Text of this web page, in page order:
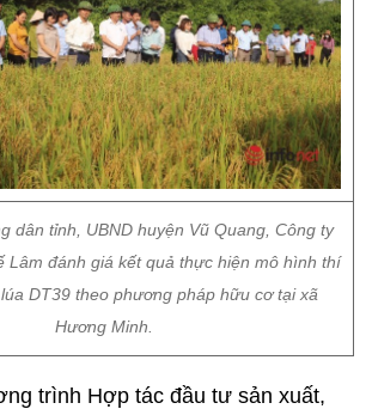
dân tỉnh, UBND huyện Vũ Quang, Công ty
Lâm đánh giá kết quả thực hiện mô hình thí
DT39 theo phương pháp hữu cơ tại xã
Hương Minh.
trình Hợp tác đầu tư sản xuất,